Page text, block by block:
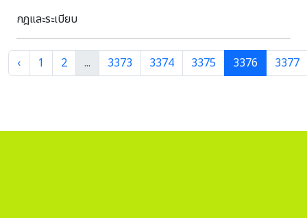
กฎและระเบียบ
‹ 1 2 ... 3373 3374 3375 3376 3377